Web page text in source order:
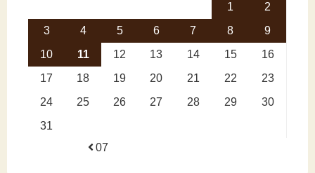
1
2
3
4 5 6 7 8
9
10
11 12 13 14 15
16
17
18 19 20 21 22
23
24
25 26 27 28 29
30
31
07